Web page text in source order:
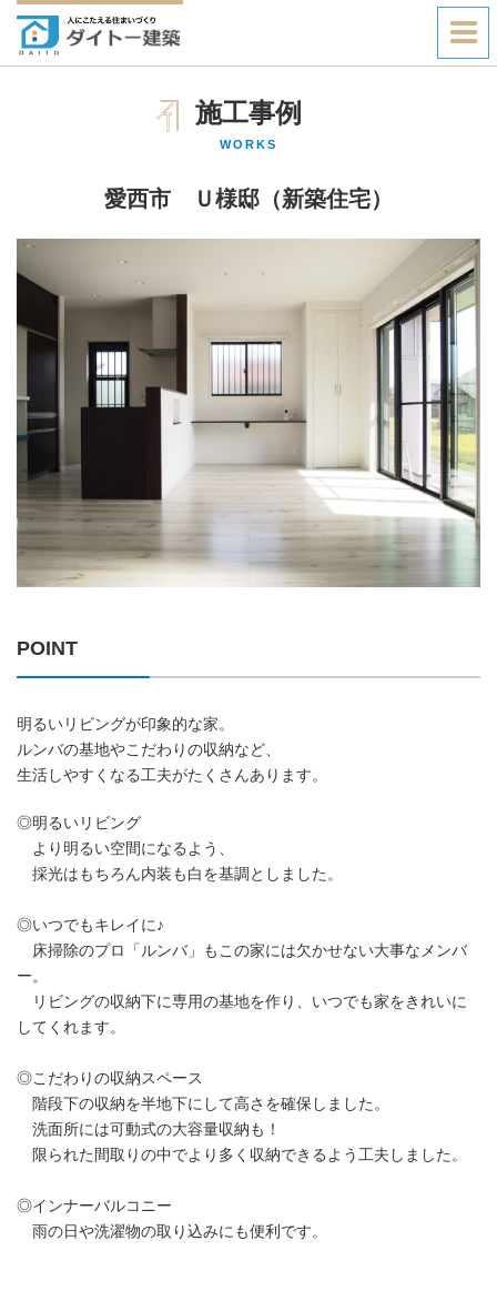
施工事例
WORKS
愛西市 Ｕ様邸（新築住宅）
POINT
明るいリビングが印象的な家。
ルンバの基地やこだわりの収納など、
生活しやすくなる工夫がたくさんあります。
◎明るいリビング
より明るい空間になるよう、
採光はもちろん内装も白を基調としました。
◎いつでもキレイに♪
床掃除のプロ「ルンバ」もこの家には欠かせない大事なメンバ
ー。
リビングの収納下に専用の基地を作り、いつでも家をきれいに
してくれます。
◎こだわりの収納スペース
階段下の収納を半地下にして高さを確保しました。
洗面所には可動式の大容量収納も！
限られた間取りの中でより多く収納できるよう工夫しました。
◎インナーバルコニー
雨の日や洗濯物の取り込みにも便利です。